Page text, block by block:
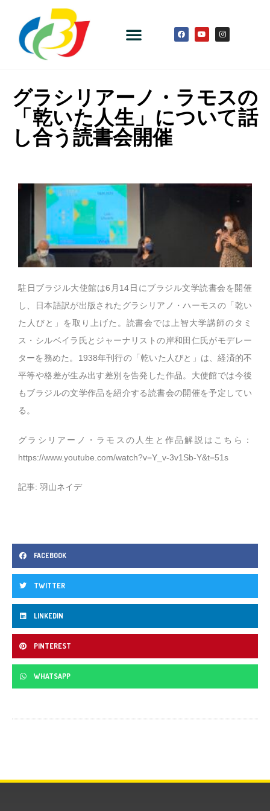
グラシリアーノ・ラモスの
「乾いた人生」について話
し合う読書会開催
駐日ブラジル大使館は6月14日にブラジル文学読書会を開催
し、日本語訳が出版されたグラシリアノ・ハーモスの「乾い
た人びと」を取り上げた。読書会では上智大学講師のタミ
ス・シルベイラ氏とジャーナリストの岸和田仁氏がモデレー
ターを務めた。1938年刊行の「乾いた人びと」は、経済的不
平等や格差が生み出す差別を告発した作品。大使館では今後
もブラジルの文学作品を紹介する読書会の開催を予定してい
る。
グラシリアーノ・ラモスの人生と作品解説はこちら：
https://www.youtube.com/watch?v=Y_v-3v1Sb-Y&t=51s
記事: 羽山ネイデ
FACEBOOK
TWITTER
LINKEDIN
PINTEREST
WHATSAPP